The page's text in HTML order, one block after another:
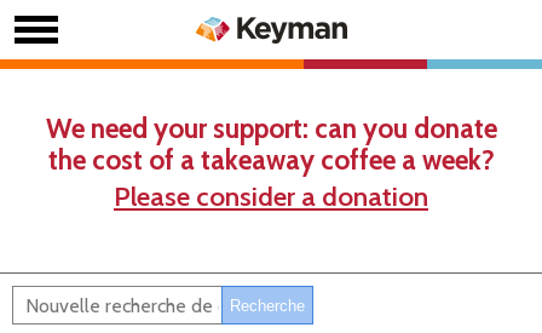
We need your support: can you donate
the cost of a takeaway coffee a week?
Please consider a donation